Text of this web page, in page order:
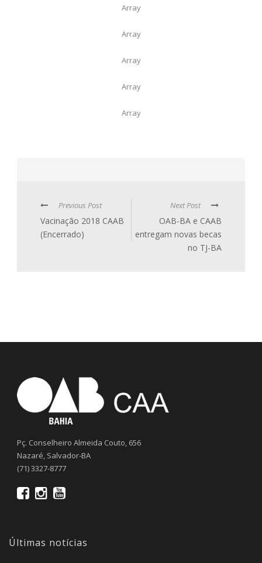
Array
Array
Array
Array
Array
Previous Post
Vacinação 2018 CAAB
(Encerrado)
Next Post
OAB-BA e CAAB
entregam novas becas
no TJ-BA
Pç. Conselheiro Almeida Couto, 656
Nazaré, Salvador-BA
(71) 3327-8777
Últimas notícias